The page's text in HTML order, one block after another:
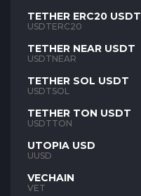
TETHER ERC20 USDT
USDTERC20
TETHER NEAR USDT
USDTNEAR
TETHER SOL USDT
USDTSOL
TETHER TON USDT
USDTTON
UTOPIA USD
UUSD
VECHAIN
VET